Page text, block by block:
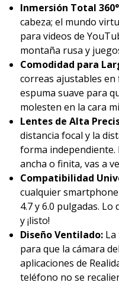
Inmersión Total
cabeza; el mundo
para videos de
montaña rusa y
Comodidad para
correas ajustables en
espuma suave para
molesten en la cara
Lentes de Alta
distancia focal y la
forma independiente.
ancha o finita, vas a
Compatibilidad
cualquier
4.7 y 6.0 pulgadas.
y ¡listo!
Diseño Ventilado:La
para que la cámara
aplicaciones de
teléfono no se